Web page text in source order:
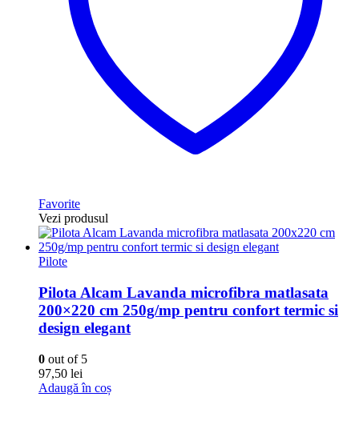
Favorite
Vezi produsul
Pilote
Pilota Alcam Lavanda microfibra matlasata
200×220 cm 250g/mp pentru confort termic si
design elegant
0 out of 5
97,50 lei
Adaugă în coș